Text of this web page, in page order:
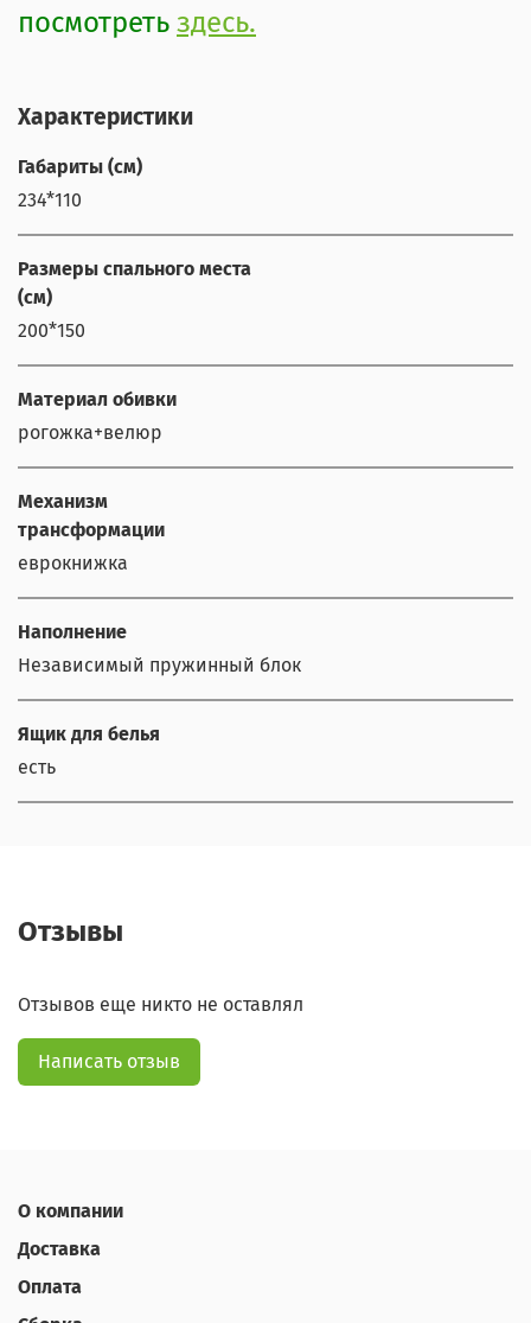
посмотреть здесь.
Характеристики
Габариты (см)
234*110
Размеры спального места
(см)
200*150
Материал обивки
рогожка+велюр
Механизм
трансформации
еврокнижка
Наполнение
Независимый пружинный блок
Ящик для белья
есть
Отзывы
Отзывов еще никто не оставлял
Написать отзыв
О компании
Доставка
Оплата